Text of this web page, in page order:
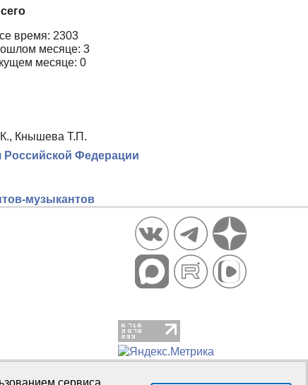
время: 2303
месяце: 3
месяце: 0
Кнышева Т.П.
Российской Федерации
музыкантов
сервиса